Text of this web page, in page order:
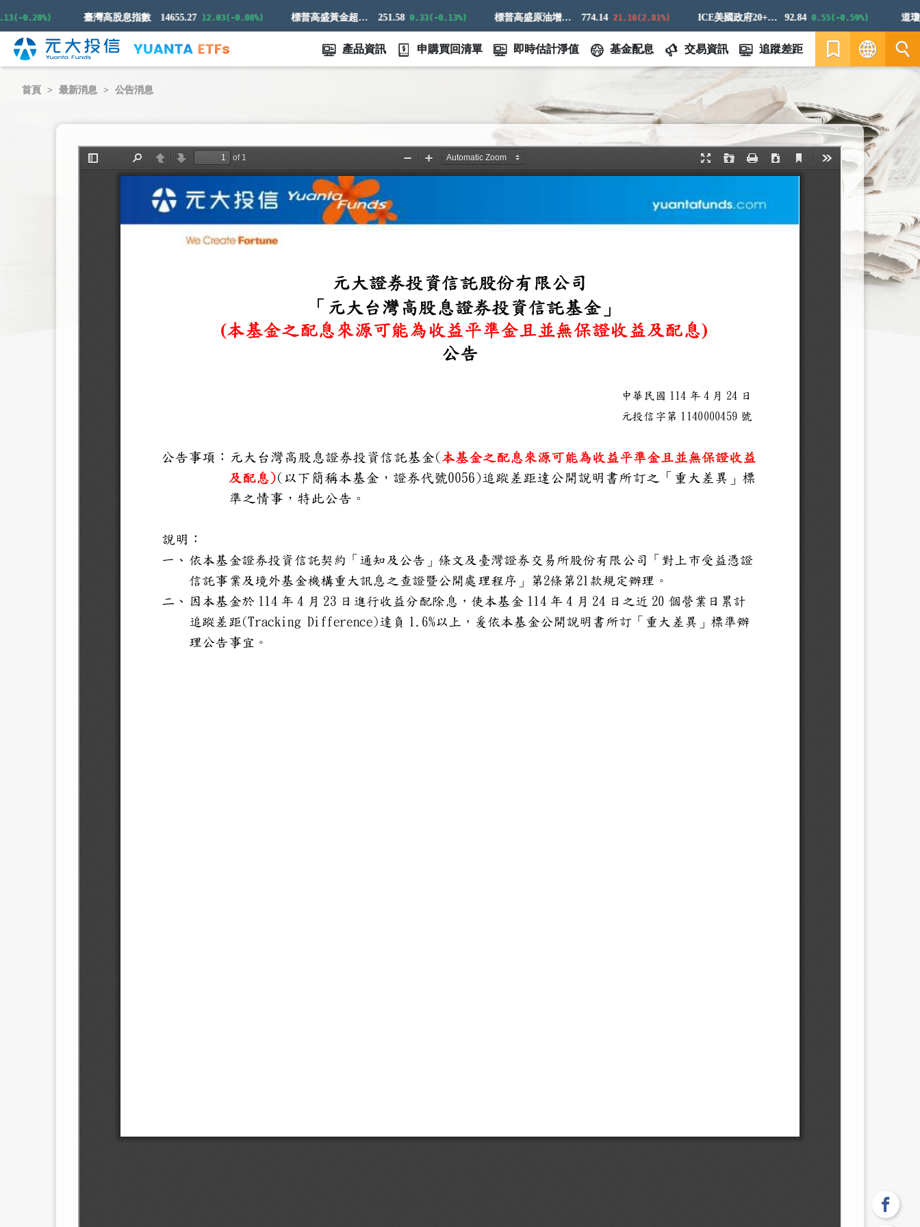
0.28%) 臺灣高股息指數 14655.27 12.03(-0.08%) 標普高盛黃金超額回報指數 251.58 0.33(-0.13%) 標普高盛原油增強超額回報指數 774.14 21.16(2.81%) ICE美國政府20+年期債券指數 92.84 0.55(-0.59%) 道瓊白
產品資訊 申購買回清單 即時估計淨值 基金配息 交易資訊 追蹤差距
EN
首頁 最新消息 公告消息